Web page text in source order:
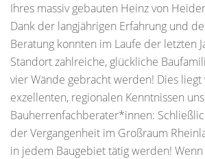
Ihres massiv gebauten Heinz von
Dank der langjährigen Erfahrung und
Beratung konnten im Laufe der letzten
Standort zahlreiche, glückliche
vier Wände gebracht werden! Dies
exzellenten, regionalen Kenntnissen
Bauherrenfachberater*innen:
der Vergangenheit im Großraum
in jedem Baugebiet tätig werden!